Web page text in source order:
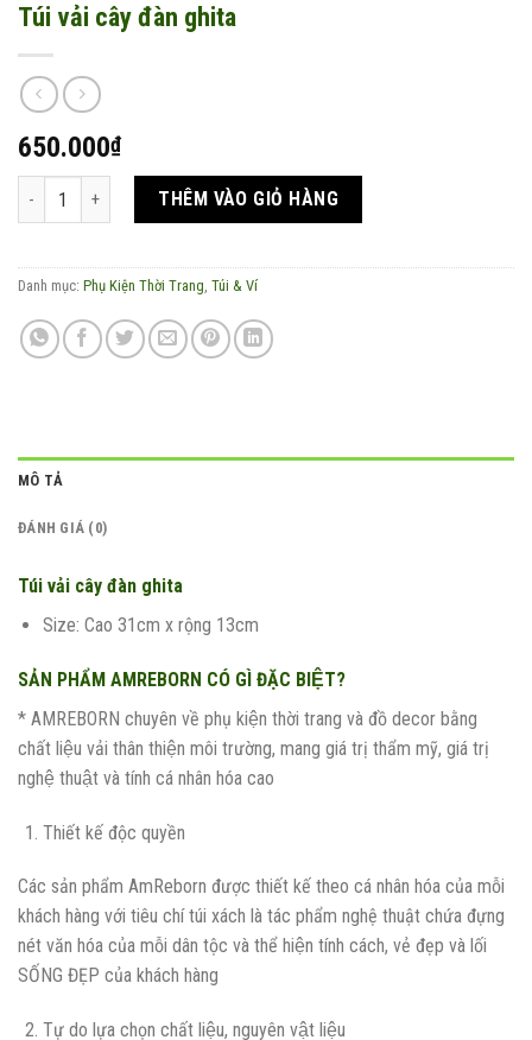
Túi vải cây đàn ghita
650.000₫
Túi vải cây đàn ghita số lượngTHÊM VÀO GIỎ HÀNG
Danh mục: Phụ Kiện Thời Trang Túi & Ví
MÔ TẢ
ĐÁNH GIÁ (0)
Túi vải cây đàn ghita
Size: Cao 31cm x rộng 13cm
SẢN PHẨM AMREBORN CÓ GÌ ĐẶC BIỆT?
* AMREBORN chuyên về phụ kiện thời trang và đồ decor bằng
chất liệu vải thân thiện môi trường, mang giá trị thẩm mỹ, giá trị
nghệ thuật và tính cá nhân hóa cao
Thiết kế độc quyền
Các sản phẩm AmReborn được thiết kế theo cá nhân hóa của mỗi
khách hàng với tiêu chí túi xách là tác phẩm nghệ thuật chứa đựng
nét văn hóa của mỗi dân tộc và thể hiện tính cách, vẻ đẹp và lối
SỐNG ĐẸP của khách hàng
Tự do lựa chọn chất liệu, nguyên vật liệu